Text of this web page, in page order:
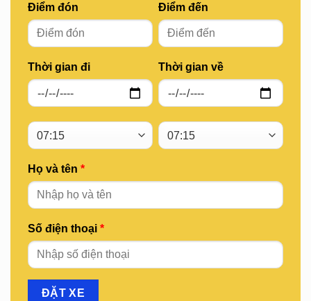
Điểm đón
Thời gian đi
Điểm đến
Thời gian về
Họ và tên *
Số điện thoại *